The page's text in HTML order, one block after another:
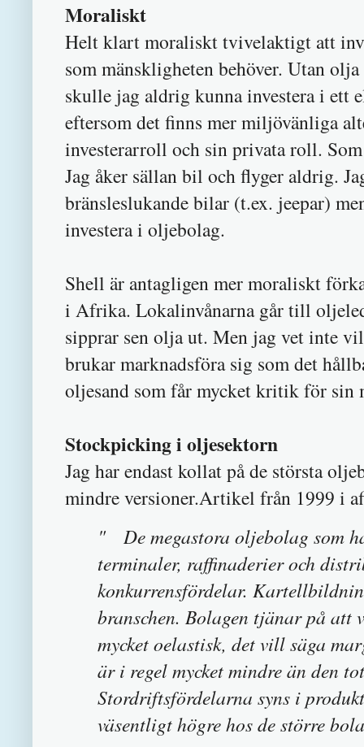
Moraliskt
Helt klart moraliskt tvivelaktigt att
som mänskligheten behöver. Utan
skulle jag aldrig kunna investera i ett
eftersom det finns mer miljövänliga
investerarroll och sin privata roll.
Jag åker sällan bil och flyger aldrig.
bränsleslukande bilar (t.ex. jeepar)
investera i oljebolag.
Shell är antagligen mer moraliskt
i Afrika. Lokalinvånarna går till
sipprar sen olja ut. Men jag vet inte
brukar marknadsföra sig som det
oljesand som får mycket kritik för sin
Stockpicking i oljesektorn
Jag har endast kollat på de största
mindre versioner.Artikel från 1999 i
" De megastora oljebolag som
terminaler, raffinaderier och
konkurrensfördelar.
branschen. Bolagen tjänar på
mycket oelastisk, det vill säga
är i regel mycket mindre än den
Stordriftsfördelarna syns i
väsentligt högre hos de större